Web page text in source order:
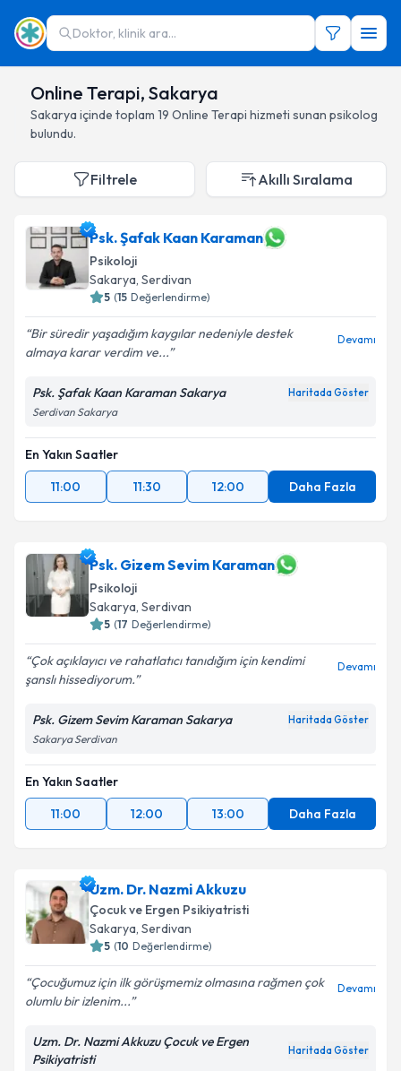
Doktor, klinik ara...
Online Terapi, Sakarya
Sakarya içinde toplam 19 Online Terapi hizmeti sunan psikolog
bulundu.
Filtrele Akıllı Sıralama
Psk. Şafak Kaan Karaman
Psikoloji
Sakarya, Serdivan
5 (15 Değerlendirme)
Bir süredir yaşadığım kaygılar nedeniyle destek
almaya karar verdim ve...
Devamı
Psk. Şafak Kaan Karaman Sakarya Haritada Göster
Serdivan Sakarya
En Yakın Saatler
11:00
11:30 12:00 Daha Fazla
Psk. Gizem Sevim Karaman
Psikoloji
Sakarya, Serdivan
5 (17 Değerlendirme)
Çok açıklayıcı ve rahatlatıcı tanıdığım için kendimi
şanslı hissediyorum.
Devamı
Psk. Gizem Sevim Karaman Sakarya Haritada Göster
Sakarya Serdivan
En Yakın Saatler
11:00
12:00 13:00 Daha Fazla
Uzm. Dr. Nazmi Akkuzu
Çocuk ve Ergen Psikiyatristi
Sakarya, Serdivan
5 (10 Değerlendirme)
Çocuğumuz için ilk görüşmemiz olmasına rağmen çok
olumlu bir izlenim...
Devamı
Uzm. Dr. Nazmi Akkuzu Çocuk ve Ergen
Psikiyatristi
Haritada Göster